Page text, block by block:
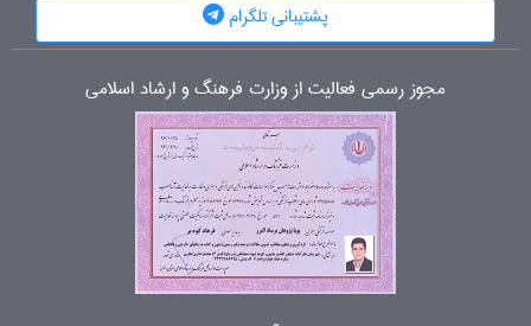
پشتیبانی تلگرام
مجوز رسمی فعالیت از وزارت فرهنگ و ارشاد اسلامی